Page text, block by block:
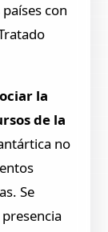
con
la
de la
no
Se